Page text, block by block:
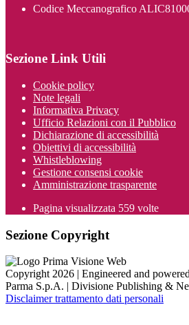
Codice Meccanografico
Sezione Link Utili
Cookie policy
Note legali
Informativa Privacy
Ufficio Relazioni con il Pubblico
Dichiarazione di accessibilità
Obiettivi di accessibilità
Whistleblowing
Gestione consensi cookie
Amministrazione trasparente
Pagina visualizzata 559 volte
Sezione Copyright
Copyright 2026 | Engineered and
Parma S.p.A. | Divisione Publishing &
Disclaimer trattamento dati personali